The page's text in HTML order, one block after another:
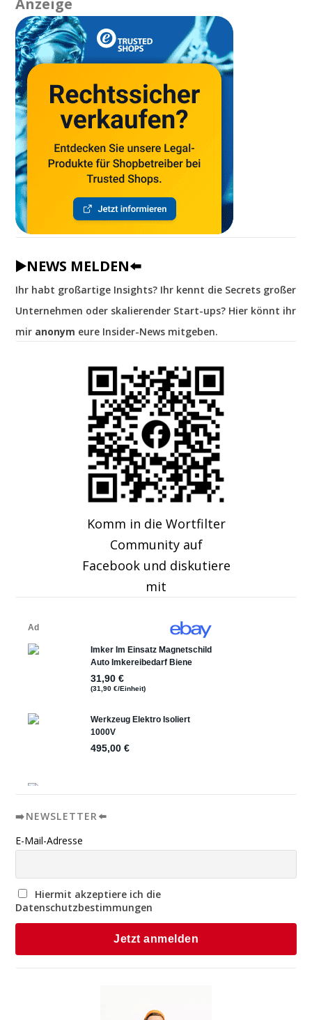
Anzeige
▶️NEWS MELDEN⬅️
Ihr habt großartige Insights? Ihr kennt die Secrets großer
Unternehmen oder skalierender Start-ups? Hier könnt ihr
mir anonym eure Insider-News mitgeben.
Komm in die Wortfilter
Community auf
Facebook und diskutiere
mit
➡️NEWSLETTER⬅️
E-Mail-Adresse
Hiermit akzeptiere ich die
Datenschutzbestimmungen